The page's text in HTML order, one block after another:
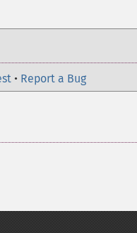
• Report a Bug